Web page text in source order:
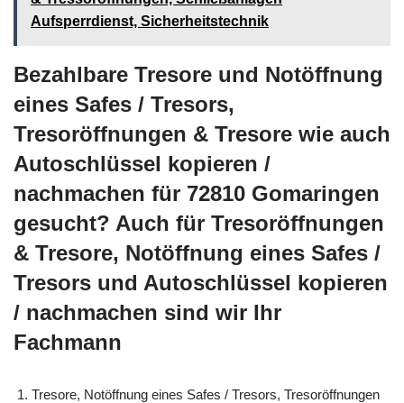
Aufsperrdienst, Sicherheitstechnik
Bezahlbare Tresore und Notöffnung
eines Safes / Tresors,
Tresoröffnungen & Tresore wie auch
Autoschlüssel kopieren /
nachmachen für 72810 Gomaringen
gesucht? Auch für Tresoröffnungen
& Tresore, Notöffnung eines Safes /
Tresors und Autoschlüssel kopieren
/ nachmachen sind wir Ihr
Fachmann
Tresore, Notöffnung eines Safes / Tresors, Tresoröffnungen